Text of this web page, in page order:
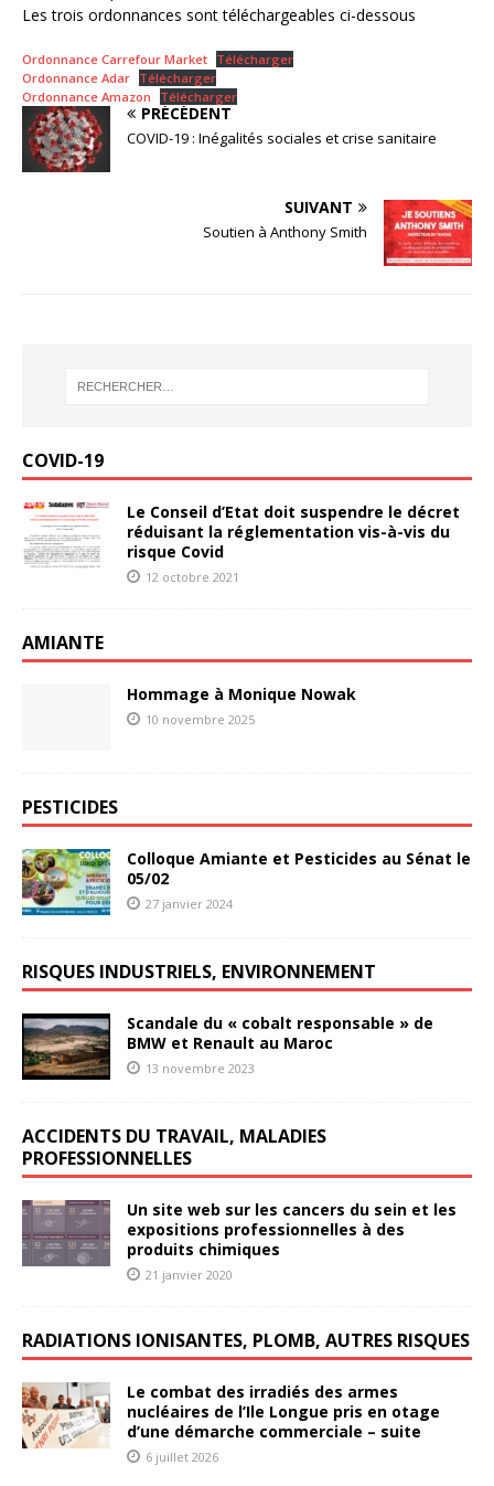
Les trois ordonnances sont téléchargeables ci-dessous
Ordonnance Carrefour Market Télécharger
Ordonnance Adar Télécharger
Ordonnance Amazon
Télécharger
PRÉCÉDENT
COVID-19 : Inégalités sociales et crise sanitaire
SUIVANT
Soutien à Anthony Smith
COVID-19
Le Conseil d’Etat doit suspendre le décret
réduisant la réglementation vis-à-vis du
risque Covid
12 octobre 2021
AMIANTE
Hommage à Monique Nowak
10 novembre 2025
PESTICIDES
Colloque Amiante et Pesticides au Sénat le
05/02
27 janvier 2024
RISQUES INDUSTRIELS, ENVIRONNEMENT
Scandale du « cobalt responsable » de
BMW et Renault au Maroc
13 novembre 2023
ACCIDENTS DU TRAVAIL, MALADIES
PROFESSIONNELLES
Un site web sur les cancers du sein et les
expositions professionnelles à des
produits chimiques
21 janvier 2020
RADIATIONS IONISANTES, PLOMB, AUTRES RISQUES
Le combat des irradiés des armes
nucléaires de l’Ile Longue pris en otage
d’une démarche commerciale – suite
6 juillet 2026